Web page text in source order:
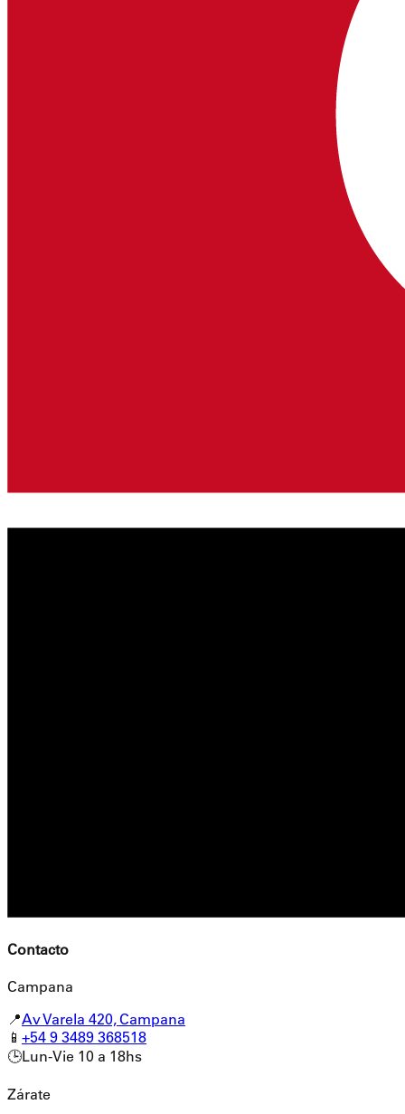
Contacto
Campana
📍Av Varela 420, Campana
📱 +54 9 3489 368518
🕒Lun-Vie 10 a 18hs
Zárate